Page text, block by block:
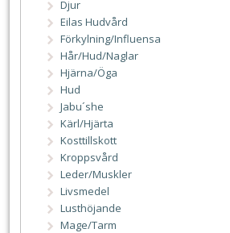
Djur
Eilas Hudvård
Förkylning/Influensa
Hår/Hud/Naglar
Hjärna/Öga
Hud
Jabu´she
Kärl/Hjärta
Kosttillskott
Kroppsvård
Leder/Muskler
Livsmedel
Lusthöjande
Mage/Tarm